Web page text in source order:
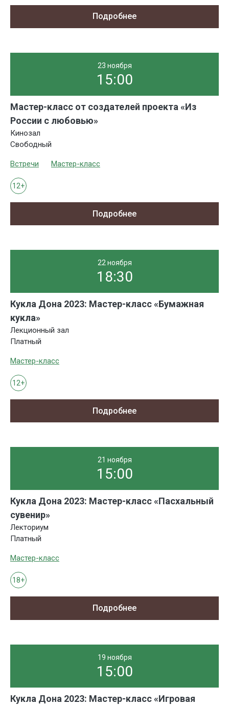
Подробнее
23 ноября
15:00
Мастер-класс от создателей проекта «Из
России с любовью»
Кинозал
Свободный
Встречи Мастер-класс
12+
Подробнее
22 ноября
18:30
Кукла Дона 2023: Мастер-класс «Бумажная
кукла»
Лекционный зал
Платный
Мастер-класс
12+
Подробнее
21 ноября
15:00
Кукла Дона 2023: Мастер-класс «Пасхальный
сувенир»
Лекториум
Платный
Мастер-класс
18+
Подробнее
19 ноября
15:00
Кукла Дона 2023: Мастер-класс «Игровая